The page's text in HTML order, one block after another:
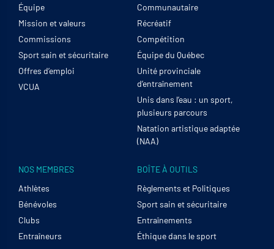
Équipe
Mission et valeurs
Commissions
Sport sain et sécuritaire
Offres d’emploi
VCUA
Communautaire
Récréatif
Compétition
Équipe du Québec
Unité provinciale
d’entraînement
Unis dans l’eau : un sport,
plusieurs parcours
Natation artistique adaptée
(NAA)
NOS MEMBRES
Athlètes
Bénévoles
Clubs
Entraîneurs
BOÎTE À OUTILS
Règlements et Politiques
Sport sain et sécuritaire
Entraînements
Éthique dans le sport